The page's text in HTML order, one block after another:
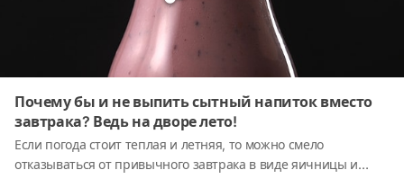
Почему бы и не выпить сытный напиток вместо
завтрака? Ведь на дворе лето!
Если погода стоит теплая и летняя, то можно смело
отказываться от привычного завтрака в виде яичницы и